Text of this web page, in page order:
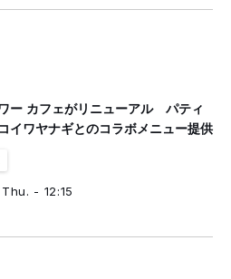
ー カフェがリニューアル パティ
イワヤナギとのコラボメニュー提供
- 12:15